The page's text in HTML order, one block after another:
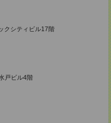
クシティビル17階
戸ビル4階